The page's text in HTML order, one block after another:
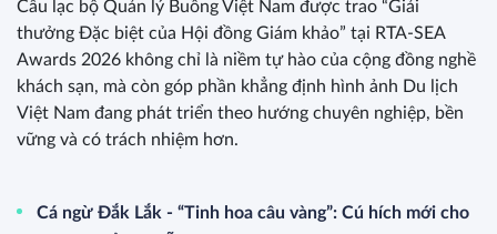
Câu lạc bộ Quản lý Buồng Việt Nam được trao “Giải
thưởng Đặc biệt của Hội đồng Giám khảo” tại RTA-SEA
Awards 2026 không chỉ là niềm tự hào của cộng đồng nghề
khách sạn, mà còn góp phần khẳng định hình ảnh Du lịch
Việt Nam đang phát triển theo hướng chuyên nghiệp, bền
vững và có trách nhiệm hơn.
Cá ngừ Đắk Lắk - “Tinh hoa câu vàng”: Cú hích mới cho